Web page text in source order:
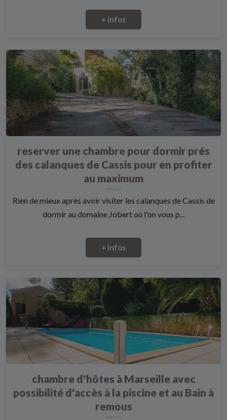
+ infos
reserver une chambre pour dormir prés
des calanques de Cassis pour en profiter
au maximum
Rien de mieux après avoir visiter les calanques de Cassis de
dormir au domaine Jobert où l'on vous p...
+ infos
chambre d'hôtes à Marseille avec
possibilité d'accès à la piscine et au Bain à
remous